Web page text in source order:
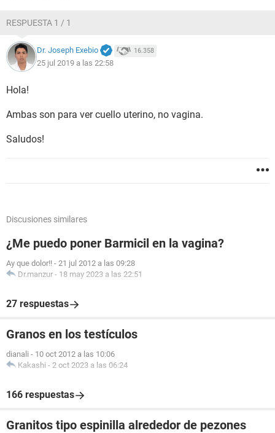
RESPUESTA 1 / 1
Dr. Joseph Exebio 16.358
25 jul 2019 a las 22:58
Hola!
Ambas son para ver cuello uterino, no vagina.
Saludos!
Discusiones similares
¿Me puedo poner Barmicil en la vagina?
Ay que dolor!! - 21 jul 2012 a las 09:28
Dr.manzur - 18 may 2023 a las 22:51
27 respuestas
Granos en los testículos
dianali - 10 oct 2012 a las 10:06
Kakashi - 2 oct 2023 a las 06:24
166 respuestas
Granitos tipo espinilla alrededor de pezones